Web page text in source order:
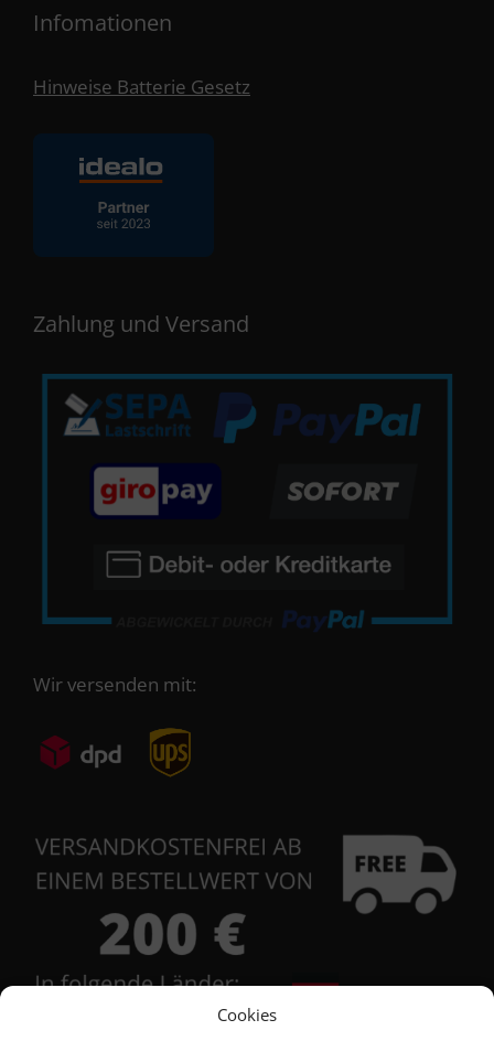
Cookies
Infomationen
Hinweise Batterie Gesetz
Zahlung und Versand
Wir versenden mit: